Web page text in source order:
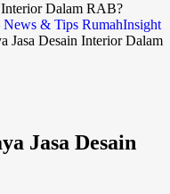
Interior Dalam RAB?
& Tips RumahInsight
Jasa Desain Interior Dalam
Jasa Desain